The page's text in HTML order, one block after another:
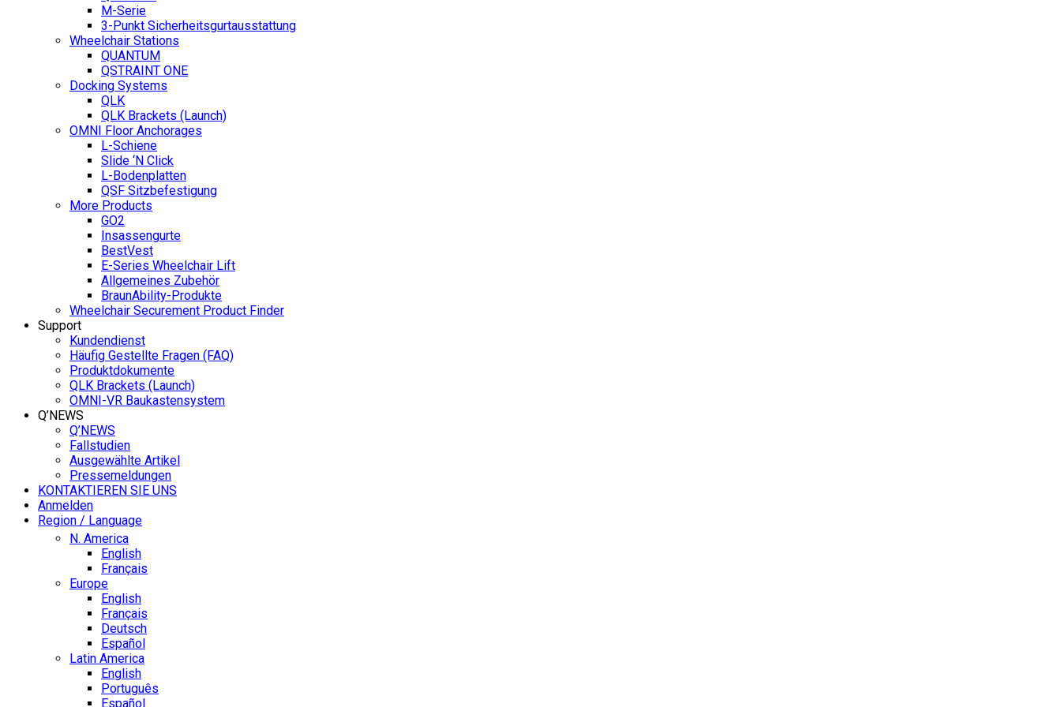
M-Serie
3-Punkt Sicherheitsgurtausstattung
Wheelchair Stations
QUANTUM
QSTRAINT ONE
Docking Systems
QLK
QLK Brackets (Launch)
OMNI Floor Anchorages
L-Schiene
Slide ‘N Click
L-Bodenplatten
QSF Sitzbefestigung
More Products
GO2
Insassengurte
BestVest
E-Series Wheelchair Lift
Allgemeines Zubehör
BraunAbility-Produkte
Wheelchair Securement Product Finder
Support
Kundendienst
Häufig Gestellte Fragen (FAQ)
Produktdokumente
QLK Brackets (Launch)
OMNI-VR Baukastensystem
Q’NEWS
Q’NEWS
Fallstudien
Ausgewählte Artikel
Pressemeldungen
KONTAKTIEREN SIE UNS
Anmelden
Region / Language
N. America
English
Français
Europe
English
Français
Deutsch
Español
Latin America
English
Português
Español